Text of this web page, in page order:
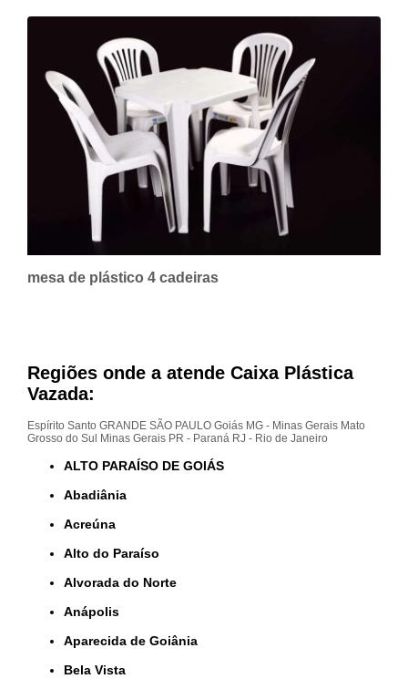
mesa de plástico 4 cadeiras
Regiões onde a atende Caixa Plástica
Vazada:
Espírito Santo GRANDE SÃO PAULO Goiás MG - Minas Gerais Mato
Grosso do Sul
Minas Gerais PR - Paraná RJ - Rio de Janeiro
ALTO PARAÍSO DE GOIÁS
Abadiânia
Acreúna
Alto do Paraíso
Alvorada do Norte
Anápolis
Aparecida de Goiânia
Bela Vista